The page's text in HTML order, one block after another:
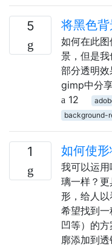
5 将黑色
如何在此
景，但是
部分透明
gimp中分
12
background-
1 如何使形
我可以运
璃一样？
形，给人
希望找到一
凹等）的
廓添加到